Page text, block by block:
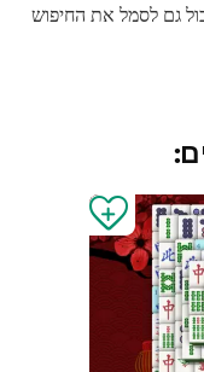
גם לסמל את החיפוש